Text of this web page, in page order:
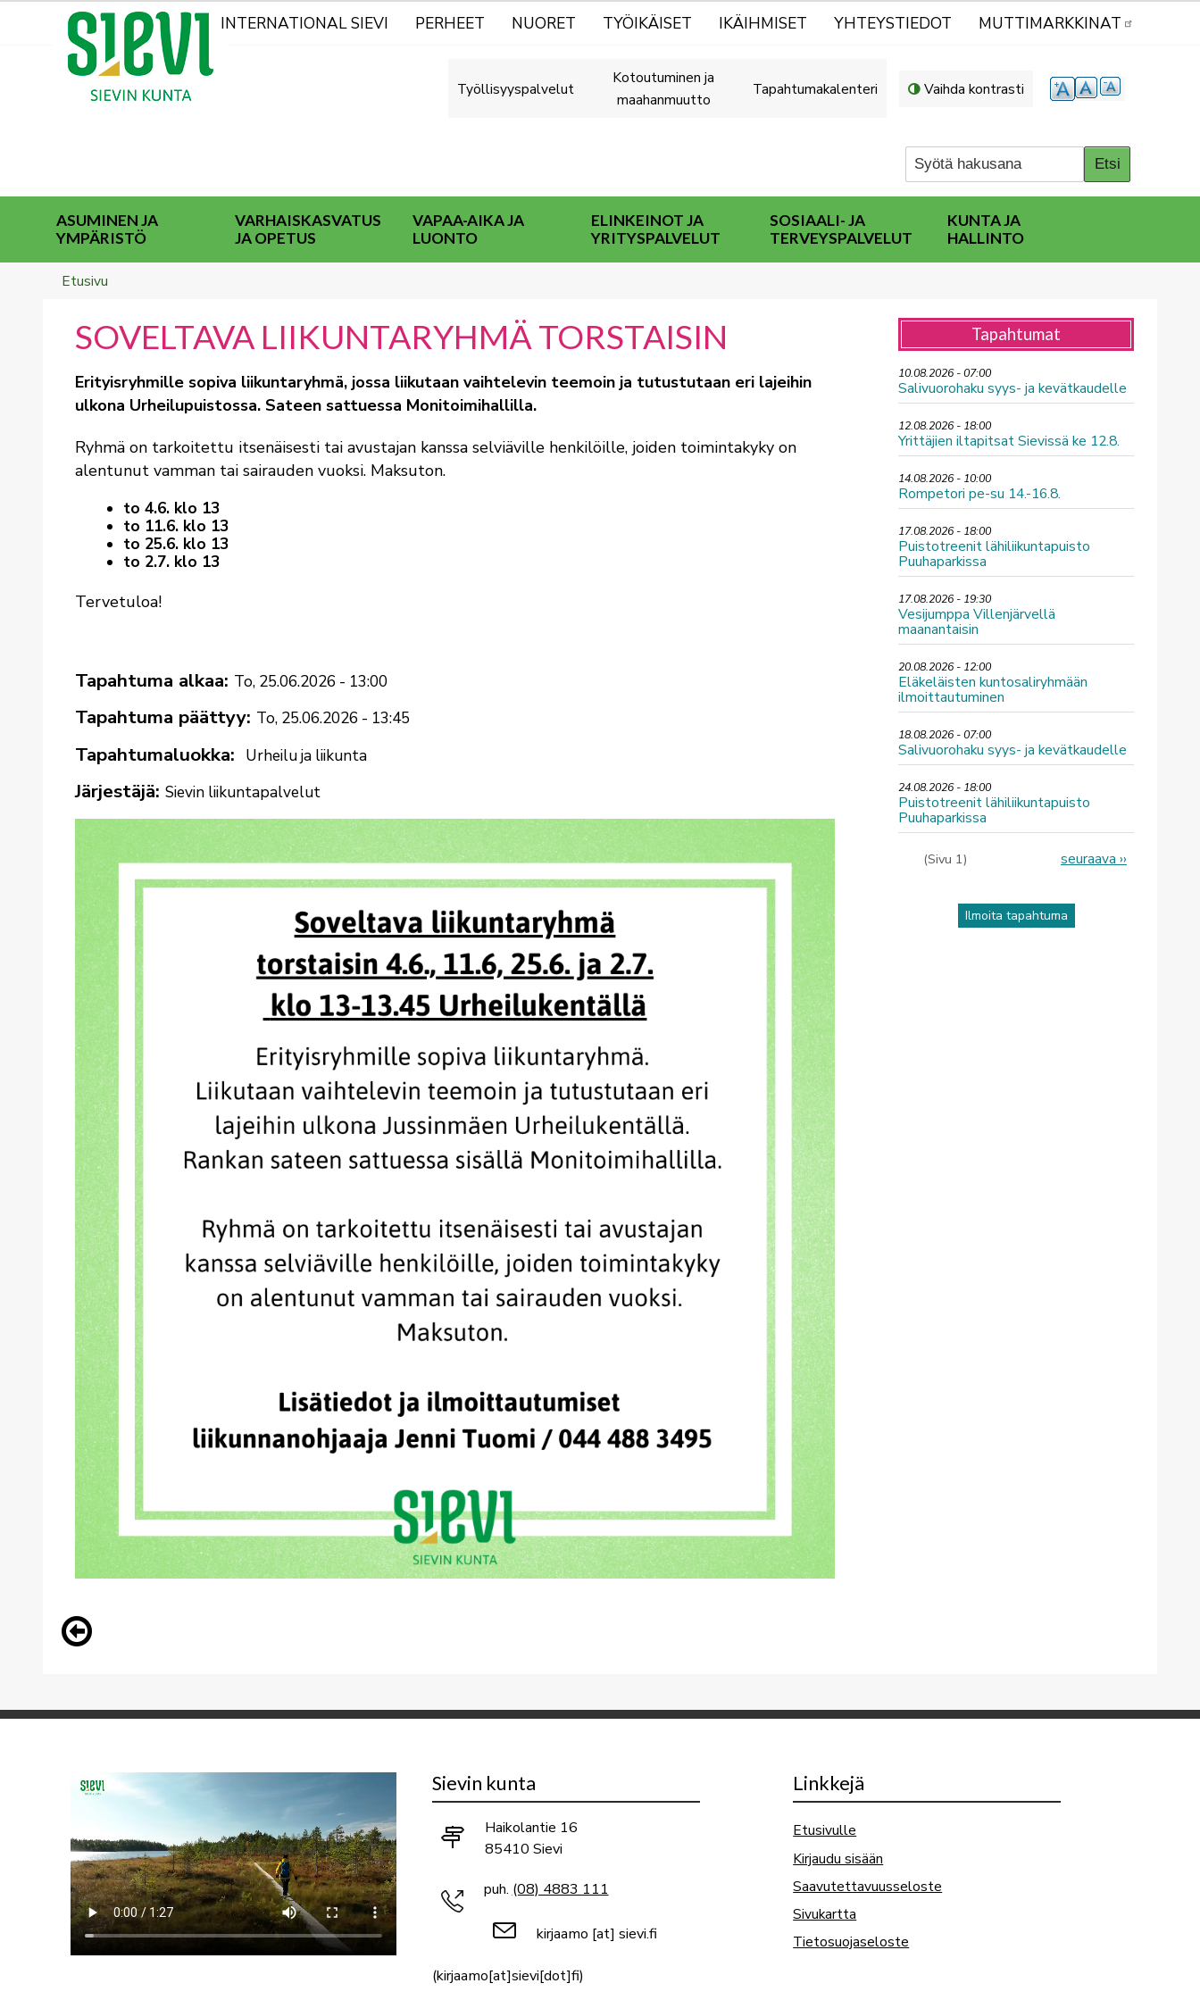
Kohderyhmät
INTERNATIONAL SIEVI PERHEET NUORET TYÖIKÄISET IKÄIHMISET YHTEYSTIEDOT MUTTIMARKKINAT
Työllisyyspalvelut
Kotoutuminen ja
maahanmuutto
Tapahtumakalenteri Vaihda kontrasti
ASUMINEN JA
YMPÄRISTÖ
VARHAISKASVATUS
JA OPETUS
VAPAA-AIKA JA
LUONTO
ELINKEINOT JA
YRITYSPALVELUT
SOSIAALI- JA
TERVEYSPALVELUT
KUNTA JA
HALLINTO
Breadcrumbs
You
here:
Etusivu
SOVELTAVA LIIKUNTARYHMÄ TORSTAISIN
Erityisryhmille sopiva liikuntaryhmä, jossa liikutaan vaihtelevin teemoin ja tutustutaan eri lajeihin
ulkona Urheilupuistossa. Sateen sattuessa Monitoimihallilla.
Ryhmä on tarkoitettu itsenäisesti tai avustajan kanssa selviäville henkilöille, joiden toimintakyky on
alentunut vamman tai sairauden vuoksi. Maksuton.
to 4.6. klo 13
to 11.6. klo 13
to 25.6. klo 13
to 2.7. klo 13
Tervetuloa!
Tapahtuma alkaa To, 25.06.2026 - 13:00
Tapahtuma päättyy To, 25.06.2026 - 13:45
Tapahtumaluokka Urheilu ja liikunta
Järjestäjä Sievin liikuntapalvelut
Tapahtumat
10.08.2026 - 07:00
Salivuorohaku syys- ja kevätkaudelle
12.08.2026 - 18:00
Yrittäjien iltapitsat Sievissä ke 12.8.
14.08.2026 - 10:00
Rompetori pe-su 14.-16.8.
17.08.2026 - 18:00
Puistotreenit lähiliikuntapuisto
Puuhaparkissa
17.08.2026 - 19:30
Vesijumppa Villenjärvellä
maanantaisin
20.08.2026 - 12:00
Eläkeläisten kuntosaliryhmään
ilmoittautuminen
18.08.2026 - 07:00
Salivuorohaku syys- ja kevätkaudelle
24.08.2026 - 18:00
Puistotreenit lähiliikuntapuisto
Puuhaparkissa
Sivutus
(Sivu 1)
Seuraava
seuraava ››
Ilmoita tapahtuma
Sievin kunta
Haikolantie 16
85410 Sievi
puh. (08) 4883 111
kirjaamo [at] sievi.fi
(kirjaamo[at]sievi[dot]fi)
Linkkejä
Etusivulle
Kirjaudu sisään
Saavutettavuusseloste
Sivukartta
Tietosuojaseloste